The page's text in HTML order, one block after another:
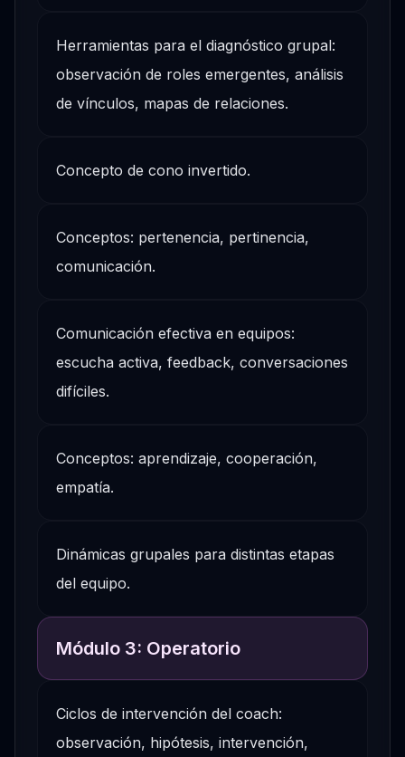
Herramientas para el diagnóstico grupal:
observación de roles emergentes, análisis
de vínculos, mapas de relaciones.
Concepto de cono invertido.
Conceptos: pertenencia, pertinencia,
comunicación.
Comunicación efectiva en equipos:
escucha activa, feedback, conversaciones
difíciles.
Conceptos: aprendizaje, cooperación,
empatía.
Dinámicas grupales para distintas etapas
del equipo.
Módulo 3: Operatorio
Ciclos de intervención del coach:
observación, hipótesis, intervención,